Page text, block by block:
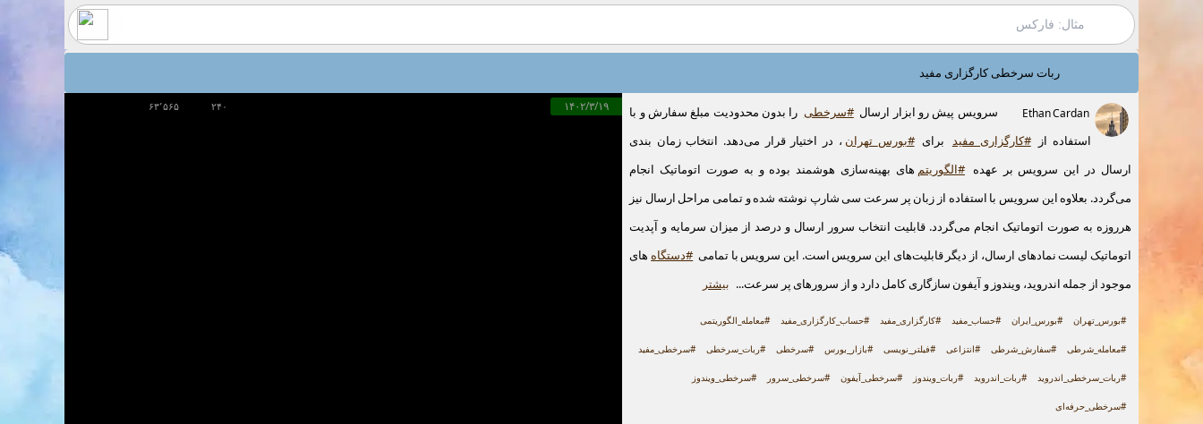
ربات سرخطی کارگزاری مفید
۱۴۰۲/۳/۱۹ ۲۴۰ ۶۳٬۵۶۵ Ethan Cardan سرویس پیش رو ابزار ارسال #سرخطی را بدون محدودیت مبلغ سفارش و با
استفاده از
#کارگزاری_مفید برای #بورس_تهران ، در اختیار قرار می‌دهد. انتخاب زمان بندی
ارسال در این سرویس بر عهده #الگوریتم ‌های بهینه‌سازی هوشمند بوده و به صورت اتوماتیک انجام
می‌گردد. بعلاوه این سرویس با استفاده از زبان پر سرعت سی شارپ نوشته شده و تمامی مراحل ارسال نیز
هرروزه به صورت اتوماتیک انجام می‌گردد. قابلیت انتخاب سرور ارسال و درصد از میزان سرمایه و آپدیت
اتوماتیک لیست نمادهای ارسال، از دیگر قابلیت‌های این سرویس است. این سرویس با تمامی #دستگاه ‌های
موجود از جمله اندروید، ویندوز و آیفون سازگاری کامل دارد و از سرورهای پر سرعت... بیشتر
#بورس_تهران #بورس_ایران #حساب_مفید #کارگزاری_مفید #حساب_کارگزاری_مفید #معامله_الگوریتمی
#معامله_شرطی #سفارش_شرطی #انتزاعی #فیلتر_نویسی #بازار_بورس #سرخطی #ربات_سرخطی #سرخطی_مفید
#ربات_سرخطی_اندروید #ربات_اندروید #ربات_ویندوز #سرخطی_آیفون #سرخطی_سرور #سرخطی_ویندوز
#سرخطی_حرفه‌ای